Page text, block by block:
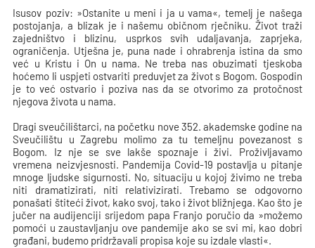
Isusov poziv: »Ostanite u meni i ja u vama«, temelj je našega
postojanja, a blizak je i našemu običnom rječniku. Život traži
zajedništvo i blizinu, usprkos svih udaljavanja, zaprjeka,
ograničenja. Utješna je, puna nade i ohrabrenja istina da smo
već u Kristu i On u nama. Ne treba nas obuzimati tjeskoba
hoćemo li uspjeti ostvariti preduvjet za život s Bogom. Gospodin
je to već ostvario i poziva nas da se otvorimo za protočnost
njegova života u nama.
Dragi sveučilištarci, na početku nove 352. akademske godine na
Sveučilištu u Zagrebu molimo za tu temeljnu povezanost s
Bogom. Iz nje se sve lakše spoznaje i živi. Proživljavamo
vremena neizvjesnosti. Pandemija Covid-19 postavlja u pitanje
mnoge ljudske sigurnosti. No, situaciju u kojoj živimo ne treba
niti dramatizirati, niti relativizirati. Trebamo se odgovorno
ponašati štiteći život, kako svoj, tako i život bližnjega. Kao što je
jučer na audijenciji srijedom papa Franjo poručio da »možemo
pomoći u zaustavljanju ove pandemije ako se svi mi, kao dobri
građani, budemo pridržavali propisa koje su izdale vlasti«.